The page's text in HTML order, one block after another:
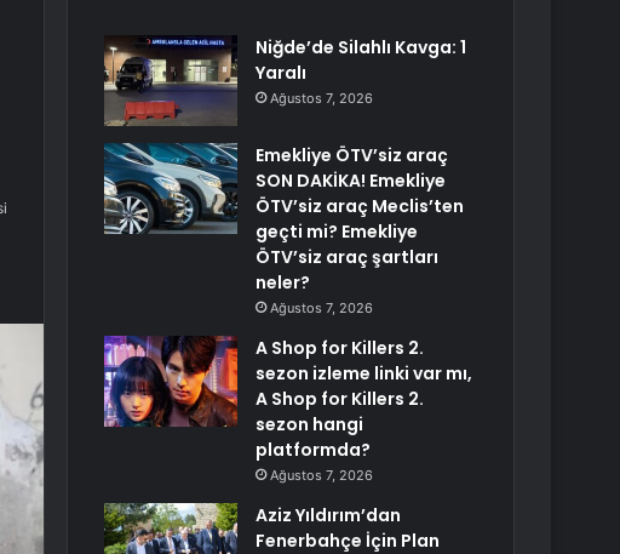
Niğde’de Silahlı Kavga: 1
Yaralı
Ağustos 7, 2026
Emekliye ÖTV’siz araç
SON DAKİKA! Emekliye
ÖTV’siz araç Meclis’ten
geçti mi? Emekliye
ÖTV’siz araç şartları
neler?
Ağustos 7, 2026
A Shop for Killers 2.
sezon izleme linki var mı,
A Shop for Killers 2.
sezon hangi
platformda?
Ağustos 7, 2026
Aziz Yıldırım’dan
Fenerbahçe İçin Plan